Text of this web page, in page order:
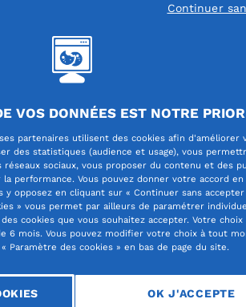
: une nouvelle manière
VOS DONNÉES EST NOTRE
partenaires utilisent des cookies afin d'améliorer
des statistiques (audience et usage), vous
sociaux, vous proposer du contenu et des
la performance. Vous pouvez donner votre accord
y opposez en cliquant sur « Continuer sans accepter
» vous permet par ailleurs de paramétrer
cookies que vous souhaitez accepter. Votre choix
6 mois. Vous pouvez modifier votre choix à tout
Paramètre des cookies » en bas de page du site.
OK J'ACCEPTE
Continuer